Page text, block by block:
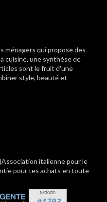
ménagers qui propose des
cuisine, une synthèse de
sont le fruit d'une
style, beauté et
(Association italienne pour le
pour tes achats en toute